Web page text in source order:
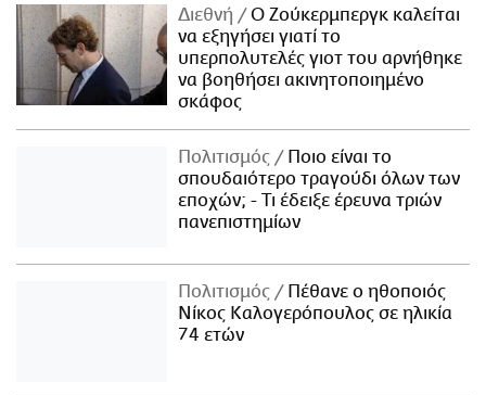
Διεθνή
Ο Ζούκερμπεργκ καλείται
να εξηγήσει γιατί το
υπερπολυτελές γιοτ του αρνήθηκε
να βοηθήσει ακινητοποιημένο
σκάφος
Πολιτισμός
Ποιο είναι το
σπουδαιότερο τραγούδι όλων των
εποχών; - Τι έδειξε έρευνα τριών
πανεπιστημίων
Πολιτισμός
Πέθανε ο ηθοποιός
Νίκος Καλογερόπουλος σε ηλικία
74 ετών